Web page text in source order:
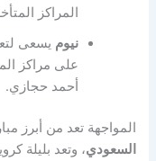
المراكز
نيوم يسعى
على مراكز
أحمد حجازي.
المواجهة تعد من أبرز
السعودي، وتعد بليلة